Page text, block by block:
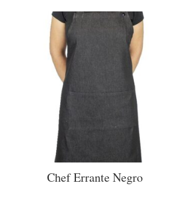
Chef Errante Negro